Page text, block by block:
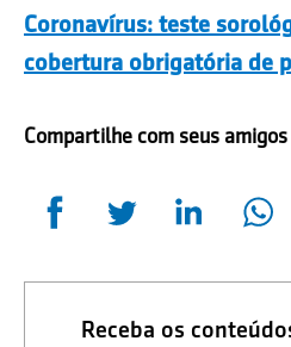
Coronavírus: teste
cobertura obrigatória de
Compartilhe com seus amigos
Receba os